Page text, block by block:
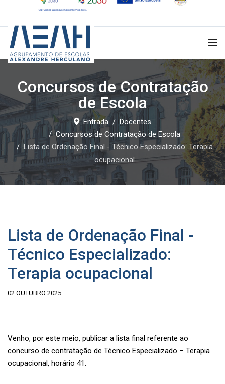
Concursos de Contratação
de Escola
Entrada
Docentes
Concursos de Contratação de Escola
Lista de Ordenação Final - Técnico Especializado: Terapia
ocupacional
Lista de Ordenação Final -
Técnico Especializado:
Terapia ocupacional
02 OUTUBRO 2025
Venho, por este meio, publicar a lista final referente ao
concurso de contratação de Técnico Especializado – Terapia
ocupacional, horário 41.